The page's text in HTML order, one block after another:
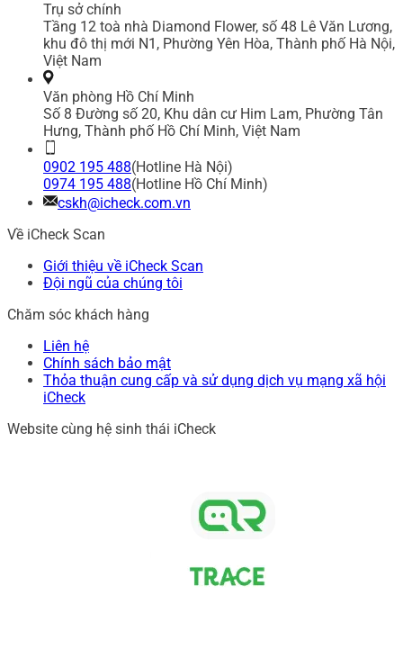
Trụ sở chính
Tầng 12 toà nhà Diamond Flower, số 48 Lê Văn Lương,
khu đô thị mới N1, Phường Yên Hòa, Thành phố Hà Nội,
Việt Nam
Văn phòng Hồ Chí Minh
Số 8 Đường số 20, Khu dân cư Him Lam, Phường Tân
Hưng, Thành phố Hồ Chí Minh, Việt Nam
0902 195 488(Hotline Hà Nội)
0974 195 488(Hotline Hồ Chí Minh)
cskh@icheck.com.vn
Về iCheck Scan
Giới thiệu về iCheck Scan
Đội ngũ của chúng tôi
Chăm sóc khách hàng
Liên hệ
Chính sách bảo mật
Thỏa thuận cung cấp và sử dụng dịch vụ mạng xã hội
iCheck
Website cùng hệ sinh thái iCheck